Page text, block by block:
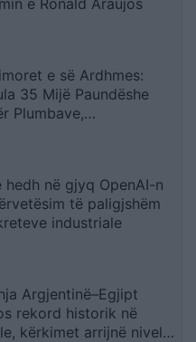
e Ronald Araujos
e së Ardhmes:
35 Mijë Paundëshe
Plumbave,
hedh në gjyq OpenAI-n
të paligjshëm
industriale
Argjentinë–Egjipt
rekord historik në
kërkimet arrijnë nivele